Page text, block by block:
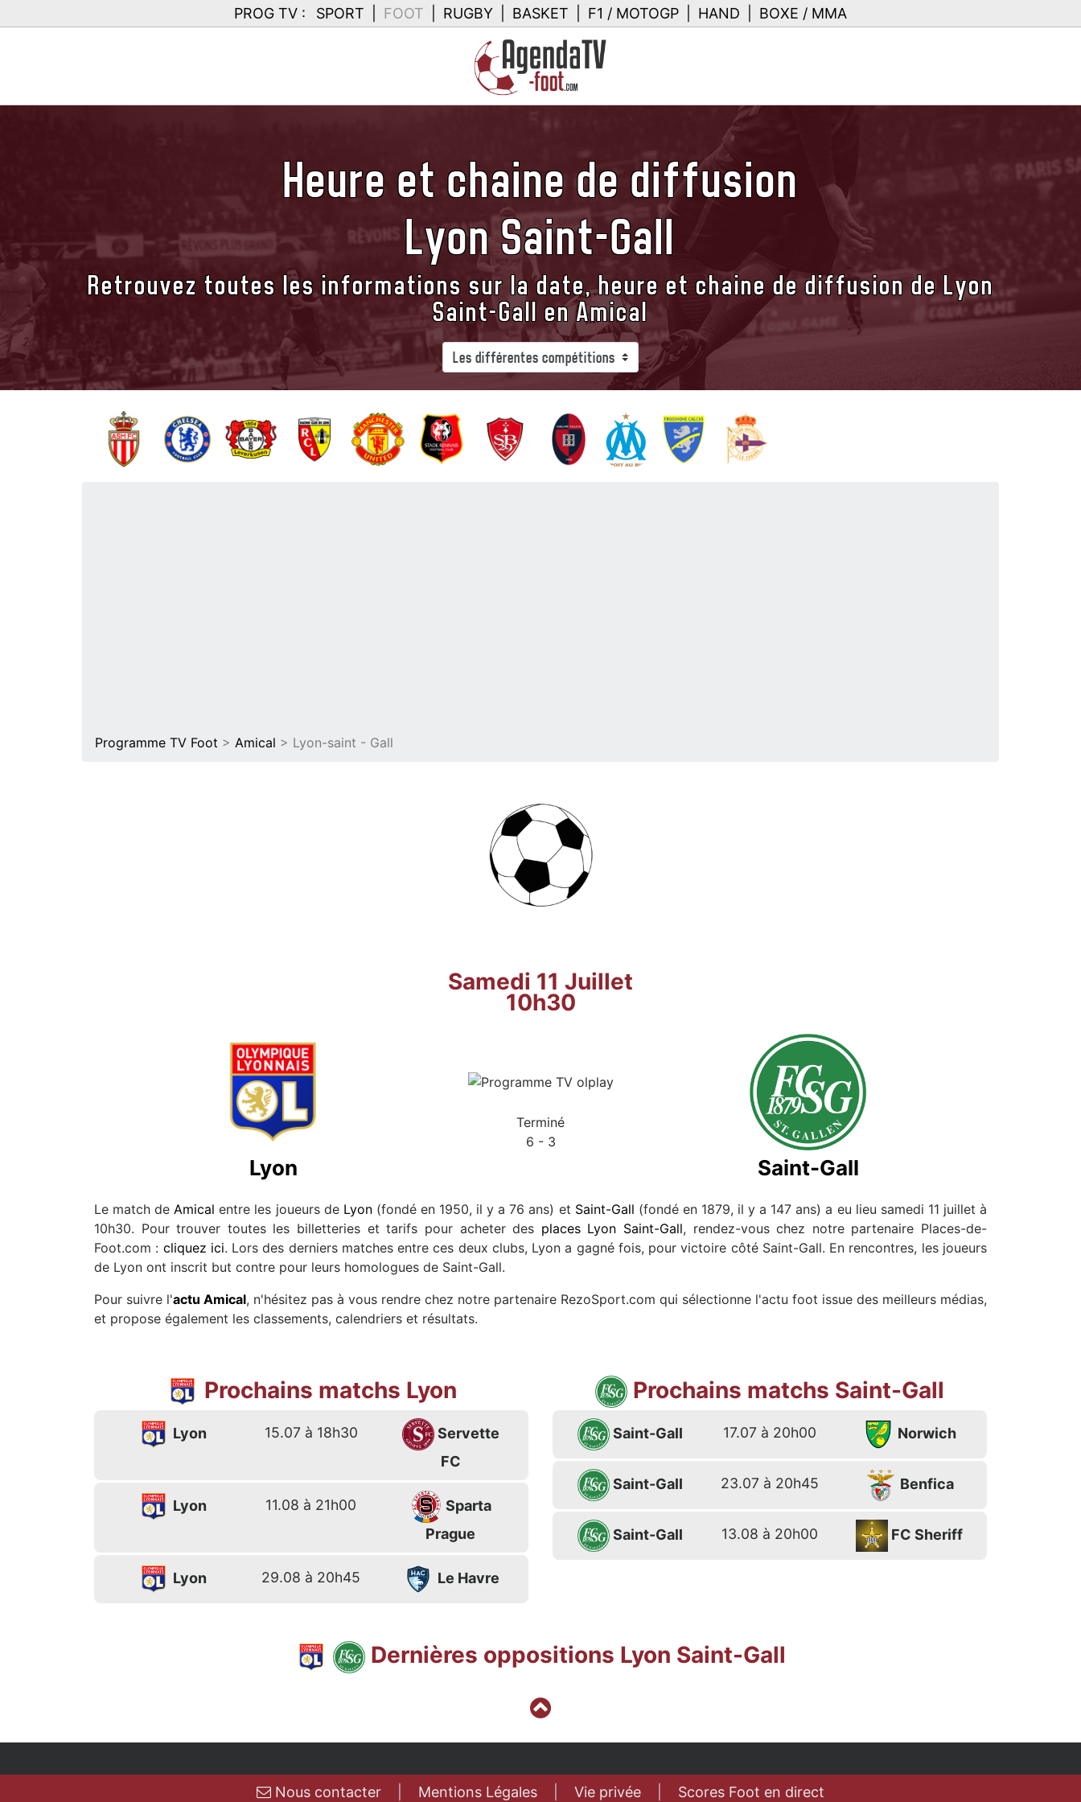
PROG TV : SPORT FOOT RUGBY BASKET F1 / MOTOGP HAND BOXE / MMA
Heure et chaine de diffusion
Lyon Saint-Gall
Retrouvez toutes les informations sur la date, heure et chaine de diffusion de Lyon
Saint-Gall en Amical
Programme TV Foot > Amical > Lyon-saint - Gall
Samedi 11 Juillet
10h30
Lyon
Terminé
6 - 3
Saint-Gall
Le match deAmical entre les joueurs de Lyon(fondé en 1950, il y a 76 ans) et Saint-Gall (fondé en 1879, il y a 147 ans) a eu lieu samedi 11 juillet à
10h30. Pour trouver toutes les billetteries et tarifs pour acheter des places Lyon Saint-Gall, rendez-vous chez notre partenaire Places-de-
Foot.com : cliquez ici. Lors des derniers matches entre ces deux clubs, Lyon a gagné fois, pour victoire côté Saint-Gall. En rencontres, les joueurs
de Lyon ont inscrit but contre pour leurs homologues de Saint-Gall.
Pour suivre l'actu Amical, n'hésitez pas à vous rendre chez notre partenaire RezoSport.com qui sélectionne l'actu foot issue des meilleurs médias,
et propose également les classements, calendriers et résultats.
Prochains matchs Lyon
Lyon 15.07 à 18h30
Servette
FC
Lyon 11.08 à 21h00
Sparta
Prague
Lyon 29.08 à 20h45 Le Havre
Prochains matchs Saint-Gall
Saint-Gall 17.07 à 20h00 Norwich
Saint-Gall 23.07 à 20h45 Benfica
Saint-Gall 13.08 à 20h00 FC Sheriff
Dernières oppositions Lyon Saint-Gall
Nous contacter Mentions Légales Vie privée Scores Foot en direct